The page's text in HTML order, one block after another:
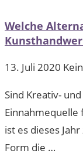
Welche
13. Juli 2020
Sind Kreativ-
Einnahmequelle
ist es dieses
Form die …